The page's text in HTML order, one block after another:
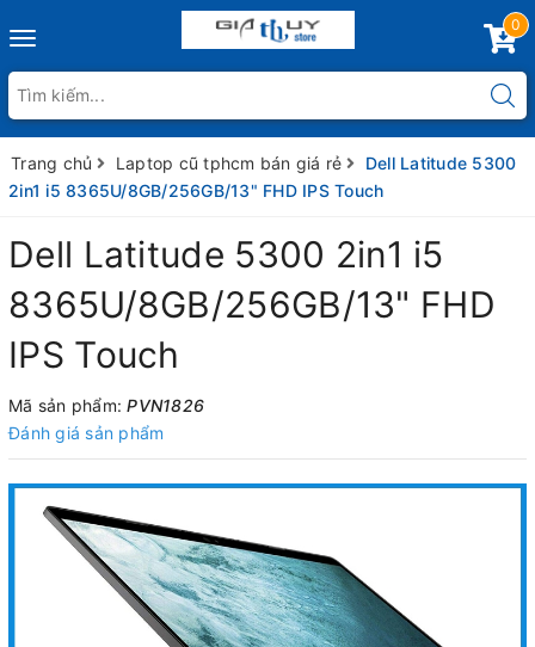
Toggle
0
Trang chủ Laptop cũ tphcm bán giá rẻ
Dell Latitude 5300
2in1 i5 8365U/8GB/256GB/13" FHD IPS Touch
Dell Latitude 5300 2in1 i5
8365U/8GB/256GB/13" FHD
IPS Touch
Mã sản phẩm:PVN1826
Đánh giá sản phẩm